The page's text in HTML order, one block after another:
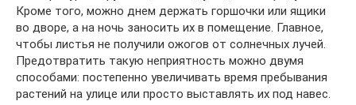
Кроме того, можно днем держать горшочки или ящики
во дворе, а на ночь заносить их в помещение. Главное,
чтобы листья не получили ожогов от солнечных лучей.
Предотвратить такую неприятность можно двумя
способами: постепенно увеличивать время пребывания
растений на улице или просто выставлять их под навес.